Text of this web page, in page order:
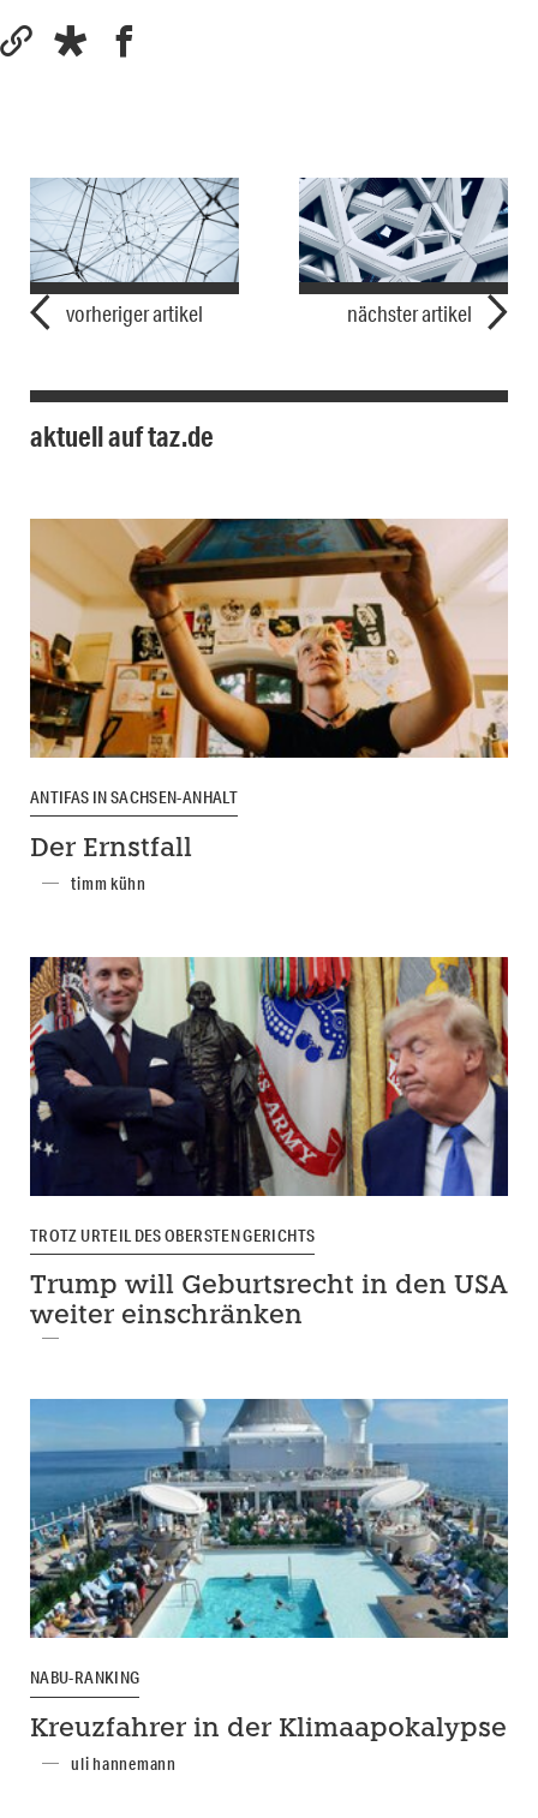
vorheriger artikel nächster artikel
aktuell auf taz.de
ANTIFAS IN SACHSEN-ANHALT
Der Ernstfall
timm kühn
TROTZ URTEIL DES OBERSTEN GERICHTS
Trump will Geburtsrecht in den USA
weiter einschränken
NABU-RANKING
Kreuzfahrer in der Klimaapokalypse
uli hannemann